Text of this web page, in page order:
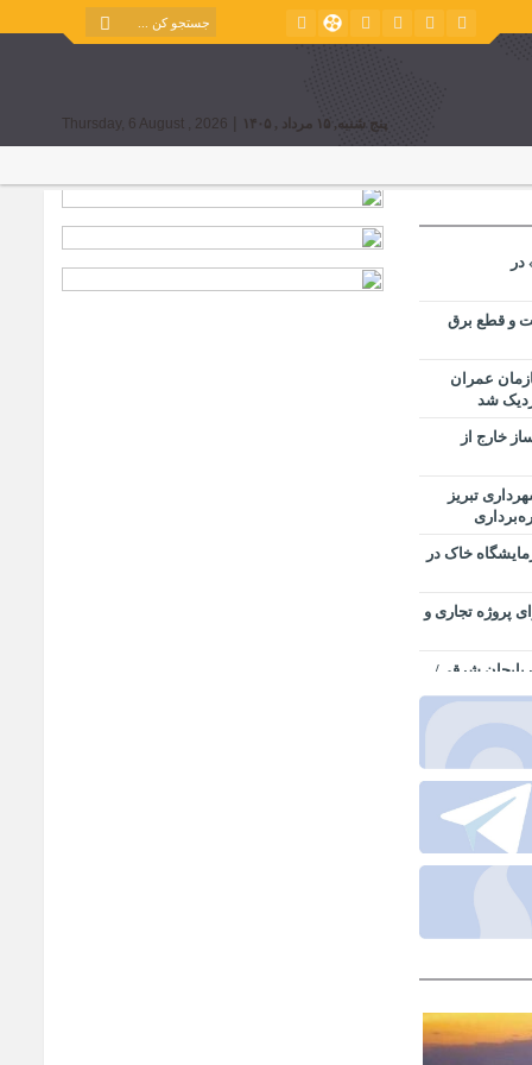
پنج شنبه, ۱۵ مرداد , ۱۴۰۵ Thursday, 6 August , 2026
و قطع برق
عمران
خارج از
تبریز
خاک در
پروژه تجاری و
شرقی/
اجتماعی
خدمت کیفیت
آزاد ارس
تمامی
سهند در
در مواقع